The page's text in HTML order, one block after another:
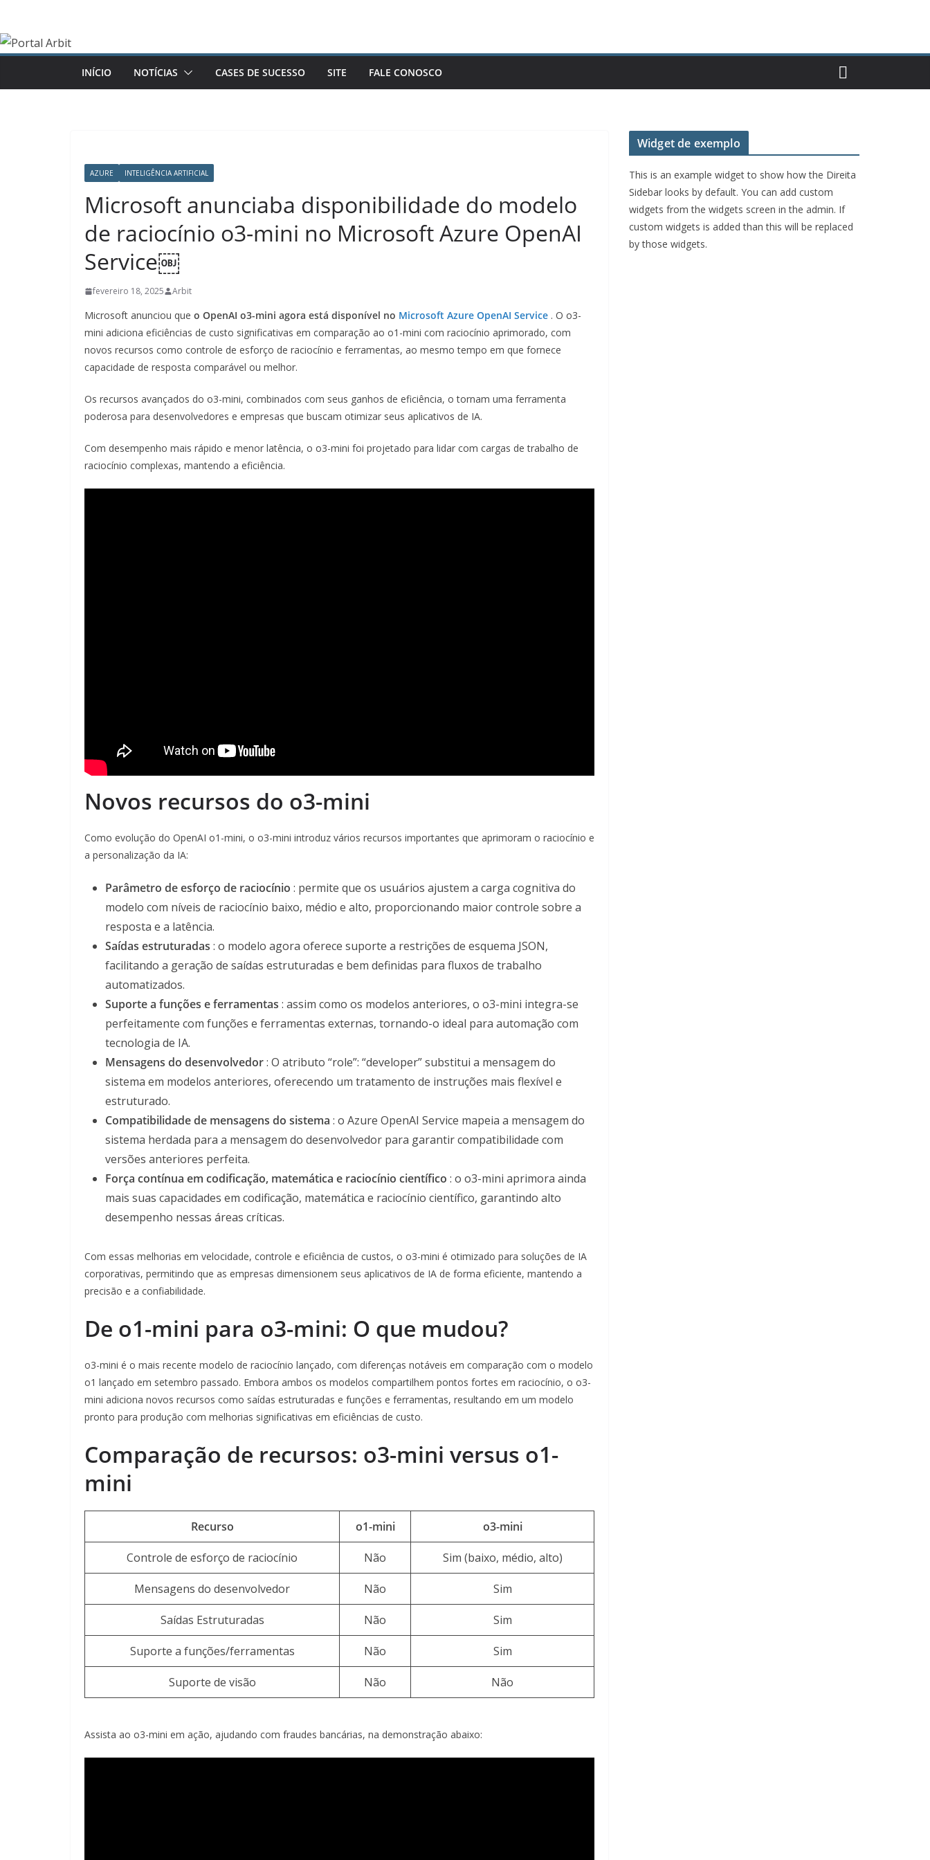
o
INÍCIO NOTÍCIAS CASES DE SUCESSO SITE FALE CONOSCO
AZURE INTELIGÊNCIA ARTIFICIAL
Microsoft anunciaba disponibilidade do modelo
de raciocínio o3-mini no Microsoft Azure OpenAI
Service￼
fevereiro 18, 2025 Arbit
Microsoft anunciou que o OpenAI o3-mini agora está disponível no Microsoft Azure OpenAI Service . O o3-
mini adiciona eficiências de custo significativas em comparação ao o1-mini com raciocínio aprimorado, com
novos recursos como controle de esforço de raciocínio e ferramentas, ao mesmo tempo em que fornece
capacidade de resposta comparável ou melhor.
Os recursos avançados do o3-mini, combinados com seus ganhos de eficiência, o tornam uma ferramenta
poderosa para desenvolvedores e empresas que buscam otimizar seus aplicativos de IA.
Com desempenho mais rápido e menor latência, o o3-mini foi projetado para lidar com cargas de trabalho de
raciocínio complexas, mantendo a eficiência.
Novos recursos do o3-mini
Como evolução do OpenAI o1-mini, o o3-mini introduz vários recursos importantes que aprimoram o raciocínio e
a personalização da IA:
Parâmetro de esforço de raciocínio : permite que os usuários ajustem a carga cognitiva do
modelo com níveis de raciocínio baixo, médio e alto, proporcionando maior controle sobre a
resposta e a latência.
Saídas estruturadas : o modelo agora oferece suporte a restrições de esquema JSON,
facilitando a geração de saídas estruturadas e bem definidas para fluxos de trabalho
automatizados.
Suporte a funções e ferramentas : assim como os modelos anteriores, o o3-mini integra-se
perfeitamente com funções e ferramentas externas, tornando-o ideal para automação com
tecnologia de IA.
Mensagens do desenvolvedor: O atributo “role”: “developer” substitui a mensagem do
sistema em modelos anteriores, oferecendo um tratamento de instruções mais flexível e
estruturado.
Compatibilidade de mensagens do sistema : o Azure OpenAI Service mapeia a mensagem do
sistema herdada para a mensagem do desenvolvedor para garantir compatibilidade com
versões anteriores perfeita.
Força contínua em codificação, matemática e raciocínio científico : o o3-mini aprimora ainda
mais suas capacidades em codificação, matemática e raciocínio científico, garantindo alto
desempenho nessas áreas críticas.
Com essas melhorias em velocidade, controle e eficiência de custos, o o3-mini é otimizado para soluções de IA
corporativas, permitindo que as empresas dimensionem seus aplicativos de IA de forma eficiente, mantendo a
precisão e a confiabilidade.
De o1-mini para o3-mini: O que mudou?
o3-mini é o mais recente modelo de raciocínio lançado, com diferenças notáveis ​​em comparação com o modelo
o1 lançado em setembro passado. Embora ambos os modelos compartilhem pontos fortes em raciocínio, o o3-
mini adiciona novos recursos como saídas estruturadas e funções e ferramentas, resultando em um modelo
pronto para produção com melhorias significativas em eficiências de custo.
Comparação de recursos: o3-mini versus o1-
mini
Recurso o1-mini o3-mini
Controle de esforço de raciocínio Não Sim (baixo, médio, alto)
Mensagens do desenvolvedor Não Sim
Saídas Estruturadas Não Sim
Suporte a funções/ferramentas Não Sim
Suporte de visão Não Não
Assista ao o3-mini em ação, ajudando com fraudes bancárias, na demonstração abaixo:
Widget de exemplo
This is an example widget to show how the Direita
Sidebar looks by default. You can add custom
widgets from the widgets screen in the admin. If
custom widgets is added than this will be replaced
by those widgets.